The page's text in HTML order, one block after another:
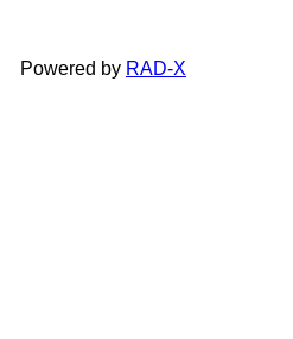
Powered by RAD-X